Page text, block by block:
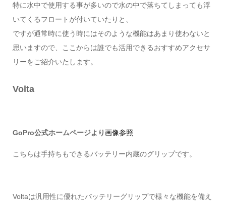
特に水中で使用する事が多いので水の中で落ちてしまっても浮
いてくるフロートが付いていたりと、
ですが通常時に使う時にはそのような機能はあまり使わないと
思いますので、ここからは誰でも活用できるおすすめアクセサ
リーをご紹介いたします。
Volta
GoPro公式ホームページより画像参照
こちらは手持ちもできるバッテリー内蔵のグリップです。
Voltaは汎用性に優れたバッテリーグリップで様々な機能を備え